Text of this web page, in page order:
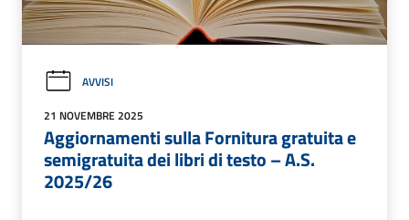
AVVISI
21 NOVEMBRE 2025
Aggiornamenti sulla Fornitura gratuita e
semigratuita dei libri di testo – A.S.
2025/26